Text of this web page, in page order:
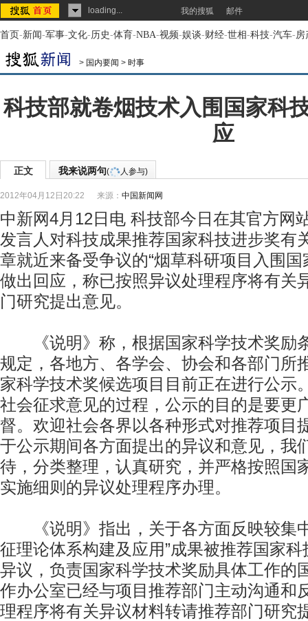
loading... 我的搜狐 邮件
首页-新闻-军事-文化-历史-体育-NBA-视频-娱谈-财经-世相-科技-汽车-房
> 国内要闻 > 时事
科技部就卷烟技术入围国家科
应
正文 我来说两句( 人参与)
2012年04月12日20:22 来源： 中国新闻网
中新网4月12日电 科技部今日在其官方网
发言人对科技成果推荐国家科技进步奖有
章就近来备受争议的“烟草科研项目入围国
做出回应，称已按照异议处理程序将有关
门研究提出意见。
《说明》称，根据国家科学技术奖励
规定，各地方、各学会、协会和各部门所
家科学技术奖候选项目目前正在进行公示
社会征求意见的过程，公示的目的是要更
督。欢迎社会各界以各种形式对推荐项目
于公示期间各方面提出的异议和意见，我
待，分类整理，认真研究，并严格按照国
实施细则的异议处理程序办理。
《说明》指出，关于各方面反映较集
征理论体系构建及应用”成果被推荐国家
异议，负责国家科学技术奖励具体工作的
作办公室已经与项目推荐部门主动沟通和
理程序将有关异议材料转请推荐部门研究